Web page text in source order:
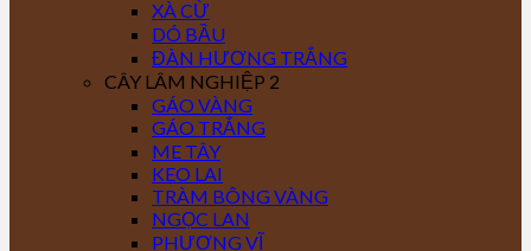
XÀ CỪ
DÓ BẦU
ĐÀN HƯƠNG TRẮNG
CÂY LÂM NGHIỆP 2
GÁO VÀNG
GÁO TRẮNG
ME TÂY
KEO LAI
TRÀM BÔNG VÀNG
NGỌC LAN
PHƯỢNG VĨ